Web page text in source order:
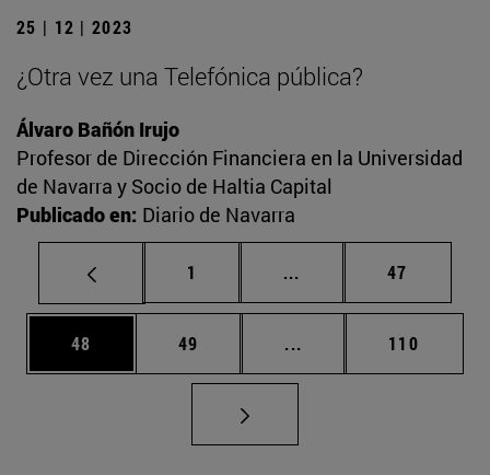
25 | 12 | 2023
¿Otra vez una Telefónica pública?
Álvaro Bañón Irujo
Profesor de Dirección Financiera en la Universidad
de Navarra y Socio de Haltia Capital
Publicado en: Diario de Navarra
Página
1 ... Páginas intermedias
Página
47
Página
48 Página
49 ... Páginas intermedias
Página
110